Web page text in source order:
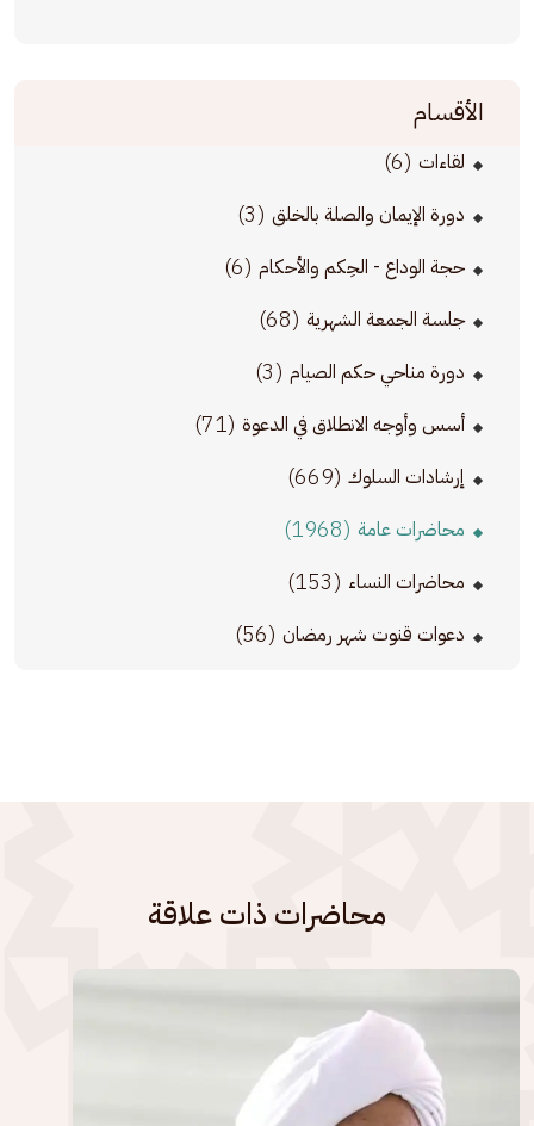
الأقسام
لقاءات (6)
دورة الإيمان والصلة بالخلق (3)
حجة الوداع - الحِكم والأحكام (6)
جلسة الجمعة الشهرية (68)
دورة مناحي حكم الصيام (3)
أسس وأوجه الانطلاق في الدعوة (71)
إرشادات السلوك (669)
محاضرات عامة (1968)
محاضرات النساء (153)
دعوات قنوت شهر رمضان (56)
محاضرات ذات علاقة
الصورة